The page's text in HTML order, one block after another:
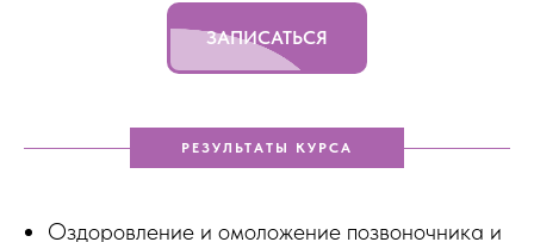
ЗАПИСАТЬСЯ
РЕЗУЛЬТАТЫ КУРСА
Оздоровление и омоложение позвоночника и